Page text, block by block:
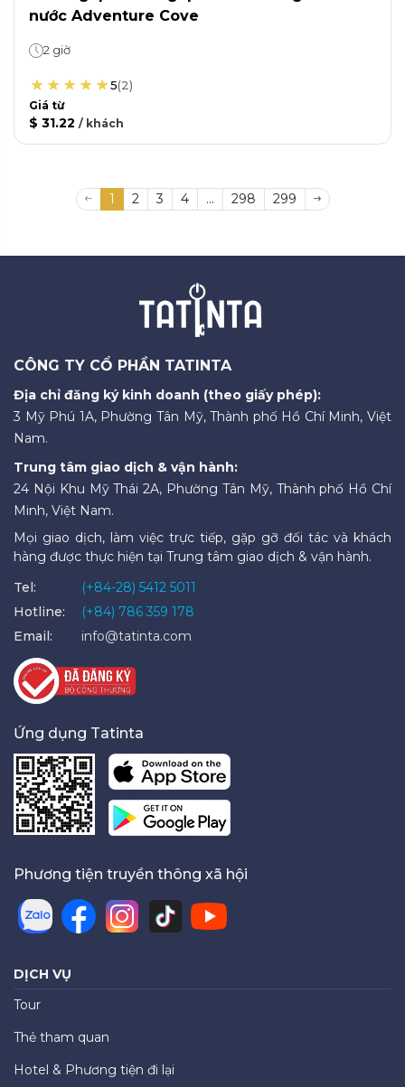
nước Adventure Cove
2 giờ
5(2)
Giá từ
$ 31.22 / khách
1 2 3 4 ... 298 299
CÔNG TY CỔ PHẦN TATINTA
Địa chỉ đăng ký kinh doanh (theo giấy phép):
3 Mỹ Phú 1A, Phường Tân Mỹ, Thành phố Hồ Chí Minh, Việt
Nam.
Trung tâm giao dịch & vận hành:
24 Nội Khu Mỹ Thái 2A, Phường Tân Mỹ, Thành phố Hồ Chí
Minh, Việt Nam.
Mọi giao dịch, làm việc trực tiếp, gặp gỡ đối tác và khách
hàng được thực hiện tại Trung tâm giao dịch & vận hành.
Tel:
(+84-28) 5412 5011
Hotline:
(+84) 786 359 178
Email:
info@tatinta.com
Ứng dụng Tatinta
Phương tiện truyền thông xã hội
DỊCH VỤ
Tour
Thẻ tham quan
Hotel & Phương tiện đi lại